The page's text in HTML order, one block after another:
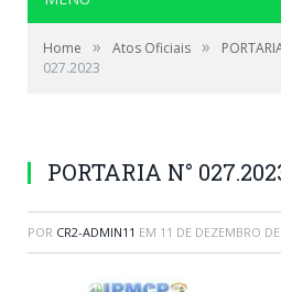
Home » Atos Oficiais »
027.2023
PORTARIA N°
POR CR2-ADMIN11 EM 11 DE DEZEMBRO